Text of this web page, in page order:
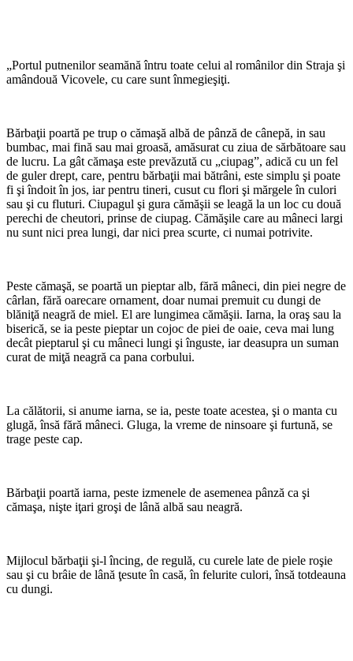
„Portul putnenilor seamănă întru toate celui al româ­nilor din Straja şi
amândouă Vicovele, cu care sunt înmegieşiţi.
Bărbaţii poartă pe trup o cămaşă albă de pânză de cânepă, in sau
bumbac, mai fină sau mai groasă, amăsurat cu ziua de sărbătoare sau
de lucru. La gât că­maşa este prevăzută cu „ciupag”, adică cu un fel
de guler drept, care, pentru bărbaţii mai bătrâni, este simplu şi poate
fi şi îndoit în jos, iar pentru tineri, cusut cu flori şi mărgele în culori
sau şi cu fluturi. Ciupagul şi gura cămăşii se leagă la un loc cu două
perechi de cheutori, prinse de ciupag. Cămăşile care au mâneci largi
nu sunt nici prea lungi, dar nici prea scurte, ci numai potrivite.
Peste cămaşă, se poartă un pieptar alb, fără mâneci, din piei negre de
cârlan, fără oarecare ornament, doar numai premuit cu dungi de
blăniţă neagră de miel. El are lun­gimea cămăşii. Iarna, la oraş sau la
biserică, se ia peste pieptar un cojoc de piei de oaie, ceva mai lung
decât pieptarul şi cu mâneci lungi şi înguste, iar deasupra un suman
curat de miţă neagră ca pana corbului.
La călătorii, si anume iarna, se ia, peste toate acestea, şi o manta cu
glugă, însă fără mâneci. Gluga, la vreme de ninsoare şi furtună, se
trage peste cap.
Bărbaţii poartă iarna, peste izmenele de asemenea pânză ca şi
cămaşa, nişte iţari groşi de lână albă sau neagră.
Mijlocul bărbaţii şi-l încing, de regulă, cu curele late de piele roşie
sau şi cu brâie de lână ţesute în casă, în felurite culori, însă totdeauna
cu dungi.